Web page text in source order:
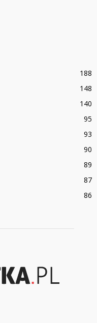
188
148
140
95
93
90
89
87
86